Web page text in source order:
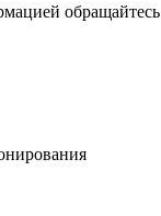
обращайтесь